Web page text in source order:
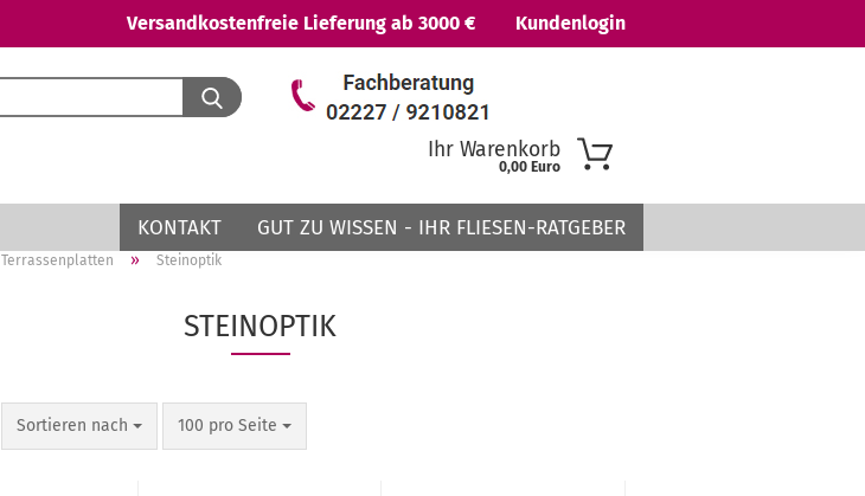
Versandkostenfreie Lieferung ab 3000 € Kundenlogin
Passwort vergessen?
Ihr Warenkorb
0,00 Euro
KONTAKT GUT ZU WISSEN - IHR FLIESEN-RATGEBER
Terrassenplatten » Steinoptik
STEINOPTIK
Sortieren nach 100 pro Seite